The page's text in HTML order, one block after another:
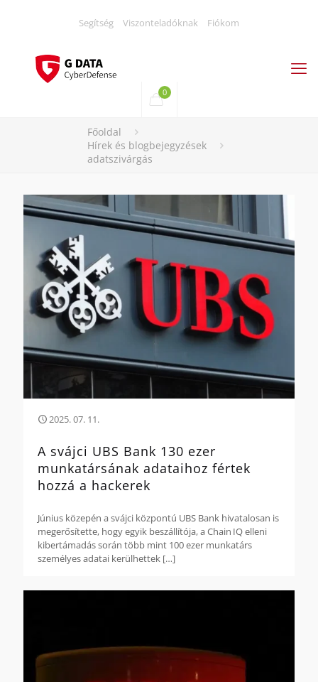
Segítség Viszonteladóknak Fiókom
0
Főoldal
Hírek és blogbejegyzések
adatszivárgás
2025. 07. 11.
A svájci UBS Bank 130 ezer
munkatársának adataihoz fértek
hozzá a hackerek
Június közepén a svájci központú UBS Bank hivatalosan is
megerősítette, hogy egyik beszállítója, a Chain IQ elleni
kibertámadás során több mint 100 ezer munkatárs
személyes adatai kerülhettek […]